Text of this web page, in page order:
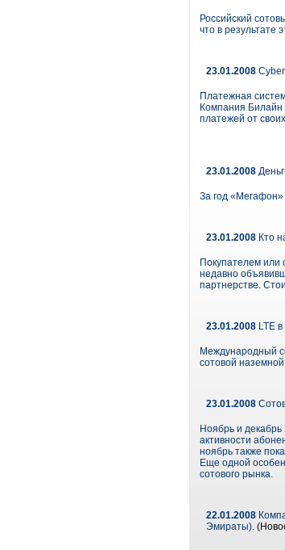
Российский
что в результате
23.01.2008
Платежная
Компания Билайн
платежей от
23.01.2008
За год «Мегафон»
23.01.2008 Кто
Покупателем или
недавно
партнерстве.
23.01.2008 LTE
Международный
сотовой
23.01.2008
Ноябрь и декабрь
активности
ноябрь также
Еще одной
сотового рынка.
22.01.2008
Эмираты).